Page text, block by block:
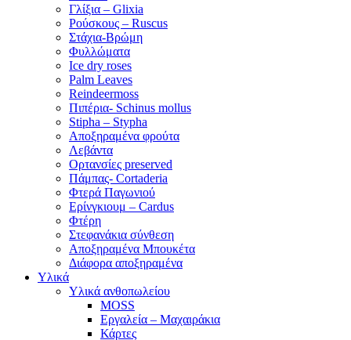
Γλίξια – Glixia
Ρούσκους – Ruscus
Στάχια-Βρώμη
Φυλλώματα
Ice dry roses
Palm Leaves
Reindeermoss
Πιπέρια- Schinus mollus
Stipha – Stypha
Αποξηραμένα φρούτα
Λεβάντα
Ορτανσίες preserved
Πάμπας- Cortaderia
Φτερά Παγωνιού
Ερίνγκιουμ – Cardus
Φτέρη
Στεφανάκια σύνθεση
Αποξηραμένα Μπουκέτα
Διάφορα αποξηραμένα
Υλικά
Υλικά ανθοπωλείου
MOSS
Εργαλεία – Μαχαιράκια
Κάρτες